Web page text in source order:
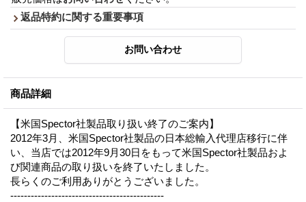
返品特約に関する重要事項
商品詳細
【米国Spector社製品取り扱い終了のご案内】
2012年3月、米国Spector社製品の日本総輸入代理店移行に伴
い、当店では2012年9月30日をもって米国Spector社製品およ
び関連商品の取り扱いを終了いたしました。
長らくのご利用ありがとうございました。
---------------------------------------------